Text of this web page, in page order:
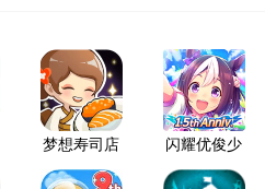
梦想寿司店
破解版2026
闪耀优俊少
女台服官网